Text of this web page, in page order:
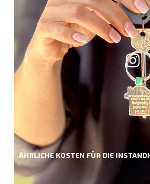
ÄHRLICHE KOSTEN FÜR DIE